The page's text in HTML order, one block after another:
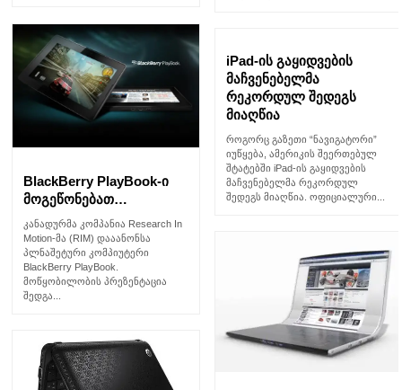
BlackBerry PlayBook-ი
მოგეწონებათ…
კანადურმა კომპანია Research In
Motion-მა (RIM) დააანონსა
პლნაშეტური კომპიუტერი
BlackBerry PlayBook.
მოწყობილობის პრეზენტაცია
შედგა...
iPad-ის გაყიდვების
მაჩვენებელმა
რეკორდულ შედეგს
მიაღწია
როგორც გაზეთი “ნავიგატორი”
იუწყება, ამერიკის შეერთებულ
შტატებში iPad-ის გაყიდვების
მაჩვენებელმა რეკორდულ
შედეგს მიაღწია. ოფიციალური...